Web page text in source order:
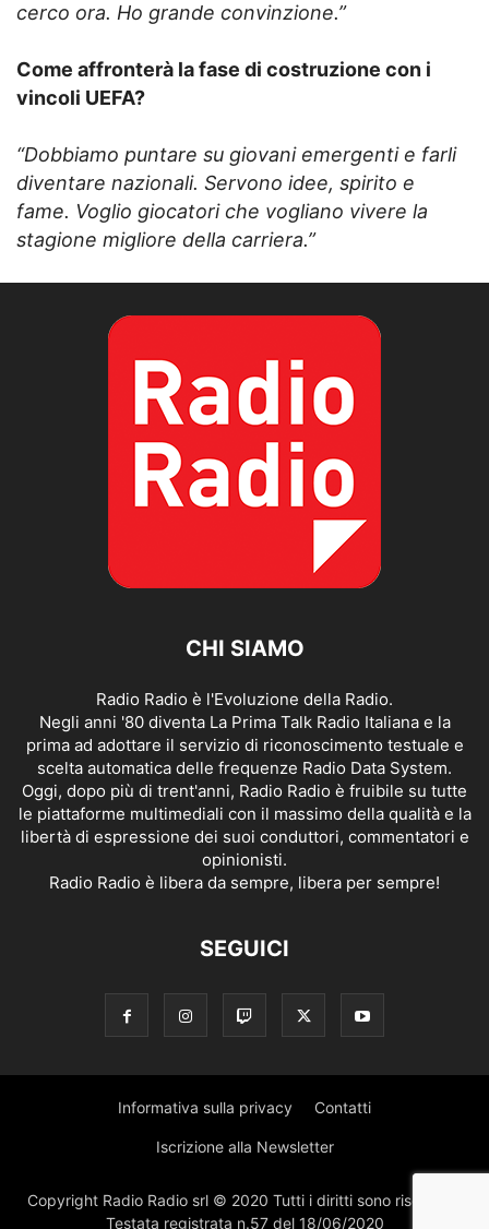
cerco ora. Ho grande convinzione.”
Come affronterà la fase di costruzione con i
vincoli UEFA?
“Dobbiamo puntare su giovani emergenti e farli
diventare nazionali. Servono idee, spirito e
fame. Voglio giocatori che vogliano vivere la
stagione migliore della carriera.”
CHI SIAMO
Radio Radio è l'Evoluzione della Radio.
Negli anni '80 diventa La Prima Talk Radio Italiana e la
prima ad adottare il servizio di riconoscimento testuale e
scelta automatica delle frequenze Radio Data System.
Oggi, dopo più di trent'anni, Radio Radio è fruibile su tutte
le piattaforme multimediali con il massimo della qualità e la
libertà di espressione dei suoi conduttori, commentatori e
opinionisti.
Radio Radio è libera da sempre, libera per sempre!
SEGUICI
Informativa sulla privacy Contatti
Iscrizione alla Newsletter
Copyright Radio Radio srl © 2020 Tutti i diritti sono riservati |
Testata registrata n.57 del 18/06/2020